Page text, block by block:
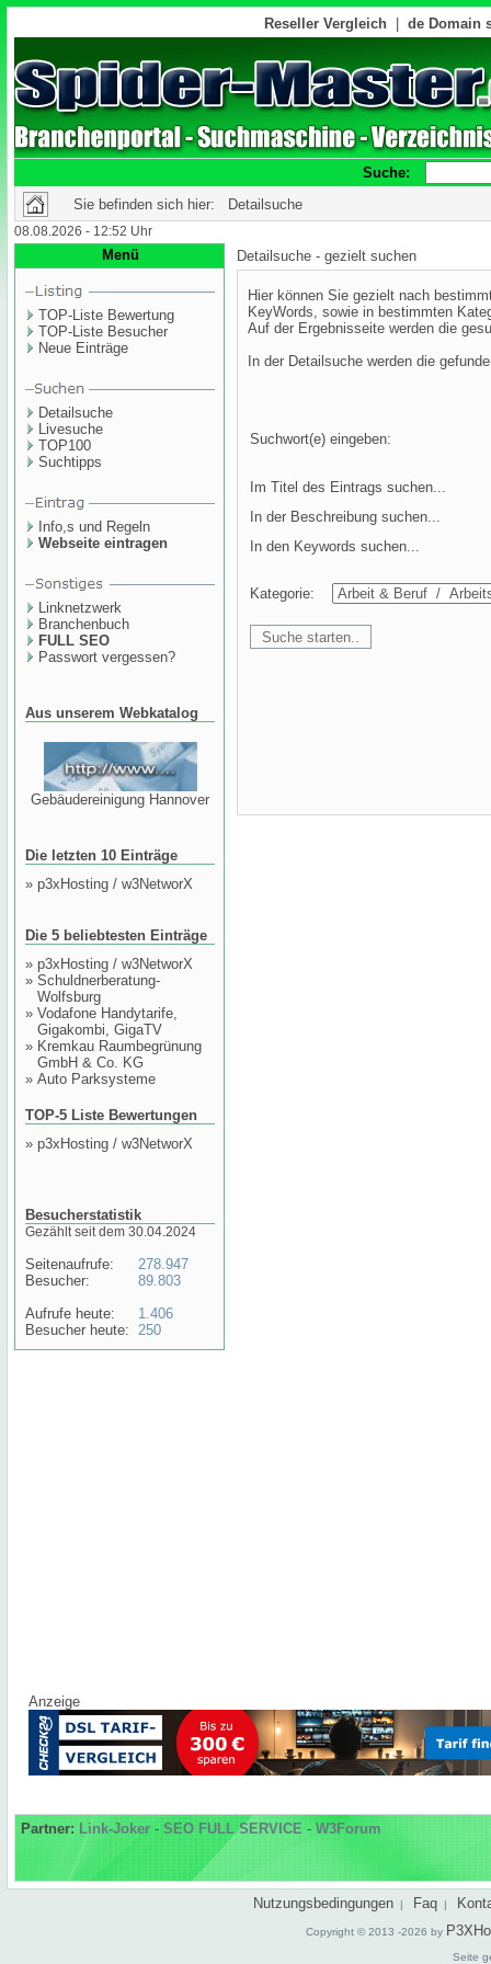
Reseller Vergleich de Domain
Suche:
Sie befinden sich hier: Detailsuche
08.08.2026 - 12:52 Uhr
Menü
TOP-Liste Bewertung
TOP-Liste Besucher
Neue Einträge
Detailsuche
Livesuche
TOP100
Suchtipps
Info,s und Regeln
Webseite eintragen
Linknetzwerk
Branchenbuch
FULL SEO
Passwort vergessen?
Aus unserem Webkatalog
Gebäudereinigung Hannover
Die letzten 10 Einträge
» p3xHosting / w3NetworX
Die 5 beliebtesten Einträge
» p3xHosting / w3NetworX
» Schuldnerberatung-
Wolfsburg
» Vodafone Handytarife,
Gigakombi, GigaTV
» Kremkau Raumbegrünung
GmbH & Co. KG
» Auto Parksysteme
TOP-5 Liste Bewertungen
» p3xHosting / w3NetworX
Besucherstatistik
Gezählt seit dem 30.04.2024
Seitenaufrufe:
Besucher:
Aufrufe heute:
Besucher heute:
278.947
89.803
1.406
250
Detailsuche - gezielt suchen
Hier können Sie gezielt nach
KeyWords, sowie in bestimmten
Auf der Ergebnisseite werden die
In der Detailsuche werden die
Suchwort(e) eingeben:
Im Titel des Eintrags suchen...
In der Beschreibung suchen...
In den Keywords suchen...
Kategorie:
Anzeige
Partner: Link-Joker - SEO FULL SERVICE - W3Forum
Nutzungsbedingungen | Faq |
Copyright © 2013 -2026 by
Seite